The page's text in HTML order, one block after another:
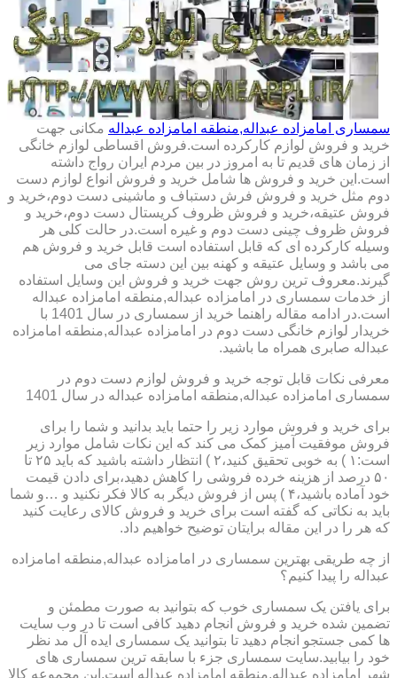
سمساری امامزاده عبداله,منطقه امامزاده عبداله مکانی جهت
خرید و فروش لوازم کارکرده است.فروش اقساطی لوازم خانگی
از زمان های قدیم تا به امروز در بین مردم ایران رواج داشته
است.این خرید و فروش ها شامل خرید و فروش انواع لوازم دست
دوم مثل خرید و فروش فرش دستباف و ماشینی دست دوم،خرید و
فروش عتیقه،خرید و فروش ظروف کریستال دست دوم،خرید و
فروش ظروف چینی دست دوم و غیره است.در حالت کلی هر
وسیله کارکرده ای که قابل استفاده است قابل خرید و فروش هم
می باشد و وسایل عتیقه و کهنه بین این دسته جای می
گیرند.معروف ترین روش جهت خرید و فروش این وسایل استفاده
از خدمات سمساری در امامزاده عبداله,منطقه امامزاده عبداله
است.در ادامه مقاله راهنما خرید از سمساری در سال 1401 با
خریدار لوازم خانگی دست دوم در امامزاده عبداله,منطقه امامزاده
عبداله صابری همراه ما باشید.
معرفی نکات قابل توجه خرید و فروش لوازم دست دوم در
سمساری امامزاده عبداله,منطقه امامزاده عبداله در سال 1401
برای خرید و فروش موارد زیر را حتما باید بدانید و شما را برای
فروش موفقیت آمیز کمک می کند که این نکات شامل موارد زیر
است:۱ ) به خوبی تحقیق کنید،۲ ) انتظار داشته باشید که باید ۲۵ تا
۵۰ درصد از هزینه خرده فروشی را کاهش دهید،برای دادن قیمت
خود آماده باشید،۴ ) پس از فروش دیگر به کالا فکر نکنید و …و شما
باید به نکاتی که گفته است برای خرید و فروش کالای رعایت کنید
که هر را در این مقاله برایتان توضیح خواهیم داد.
از چه طریقی بهترین سمساری در امامزاده عبداله,منطقه امامزاده
عبداله را پیدا کنیم؟
برای یافتن یک سمساری خوب که بتوانید به صورت مطمئن و
تضمین شده خرید و فروش انجام دهید کافی است تا در وب سایت
ها کمی جستجو انجام دهید تا بتوانید یک سمساری ایده آل مد نظر
خود را بیابید.سایت سمساری جزء با سابقه ترین سمساری های
شهر امامزاده عبداله,منطقه امامزاده عبداله است.این مجموعه کالا